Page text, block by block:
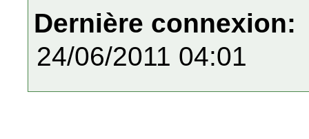
Dernière connexion:
24/06/2011 04:01